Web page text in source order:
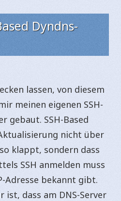
Dyndns-
lassen, von diesem
meinen eigenen SSH-
gebaut. SSH-Based
nicht über
klappt, sondern dass
SSH anmelden muss
Adresse bekannt gibt.
ist, dass am DNS-Server